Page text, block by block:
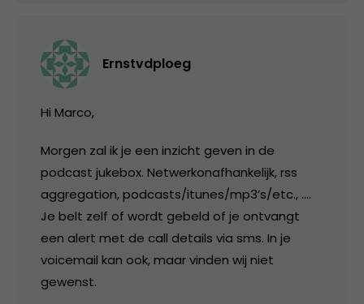
Ernstvdploeg
Hi Marco,
Morgen zal ik je een inzicht geven in de
podcast jukebox. Netwerkonafhankelijk, rss
aggregation, podcasts/itunes/mp3’s/etc., ….
Je belt zelf of wordt gebeld of je ontvangt
een alert met de call details via sms. In je
voicemail kan ook, maar vinden wij niet
gewenst.